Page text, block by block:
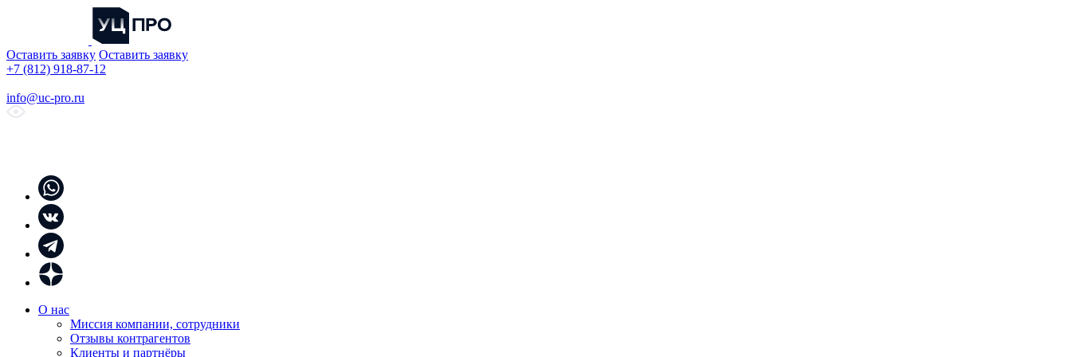
Оставить заявку Оставить заявку
+7 (812) 918-87-12
info@uc-pro.ru
О нас
Миссия компании, сотрудники
Отзывы контрагентов
Клиенты и партнёры